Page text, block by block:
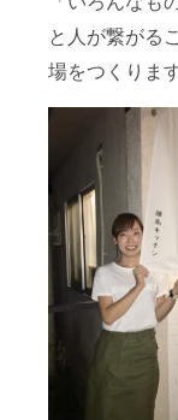
と人が繋がる
場をつくりま